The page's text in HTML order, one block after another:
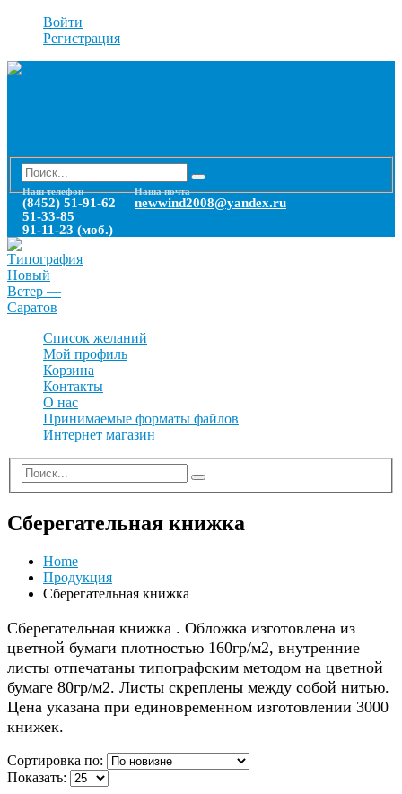
Войти
Регистрация
Наш телефон
(8452) 51-91-62
51-33-85
91-11-23 (моб.)
Наша почта
newwind2008@yandex.ru
Список желаний
Мой профиль
Корзина
Контакты
О нас
Принимаемые форматы файлов
Интернет магазин
Сберегательная книжка
Home
Продукция
Сберегательная книжка
Сберегательная книжка . Обложка изготовлена из
цветной бумаги плотностью 160гр/м2, внутренние
листы отпечатаны типографским методом на цветной
бумаге 80гр/м2. Листы скреплены между собой нитью.
Цена указана при единовременном изготовлении 3000
книжек.
Сортировка по:
Показать: